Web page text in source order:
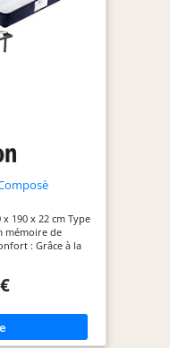
190 x 22 cm Type
mémoire de
: Grâce à la
pour vous
de sommeil.
housse en tissu
au matelas